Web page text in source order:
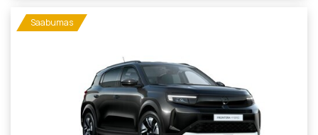
Saabumas